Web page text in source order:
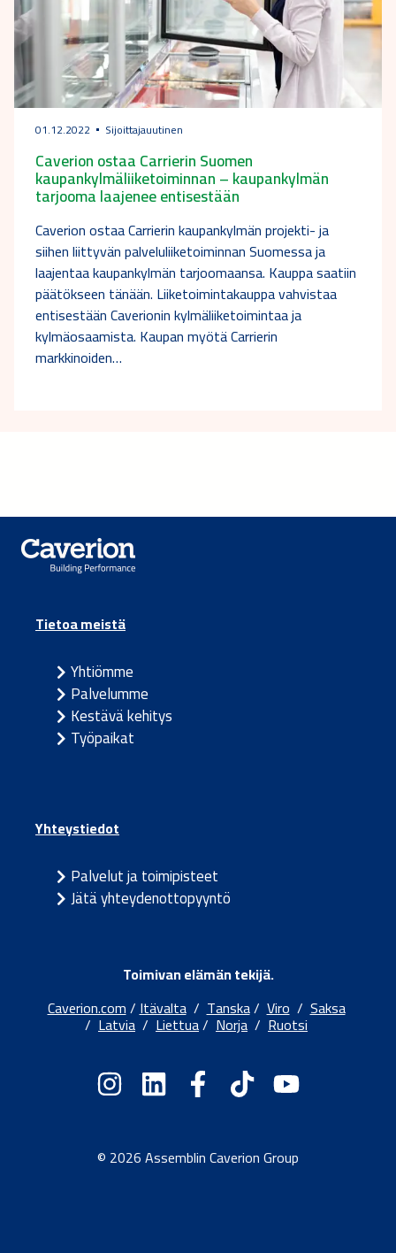
01.12.2022 Sijoittajauutinen
Caverion ostaa Carrierin Suomen
kaupankylmäliiketoiminnan – kaupankylmän
tarjooma laajenee entisestään
Caverion ostaa Carrierin kaupankylmän projekti- ja
siihen liittyvän palveluliiketoiminnan Suomessa ja
laajentaa kaupankylmän tarjoomaansa. Kauppa saatiin
päätökseen tänään. Liiketoimintakauppa vahvistaa
entisestään Caverionin kylmäliiketoimintaa ja
kylmäosaamista. Kaupan myötä Carrierin
markkinoiden…
Tietoa meistä
Yhtiömme
Palvelumme
Kestävä kehitys
Työpaikat
Yhteystiedot
Palvelut ja toimipisteet
Jätä yhteydenottopyyntö
Toimivan elämän tekijä.
Caverion.com/Itävalta/Tanska/Viro/Saksa
/ Latvia / Liettua/ Norja / Ruotsi
© 2026 Assemblin Caverion Group